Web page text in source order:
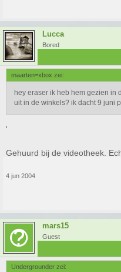
Lucca
Bored
maarten=xbox zei:
hey eraser ik heb hem gezien in
uit in de winkels? ik dacht 9 juni
'
Gehuurd bij de videotheek.
4 jun 2004
mars15
Guest
Undergrounder zei: